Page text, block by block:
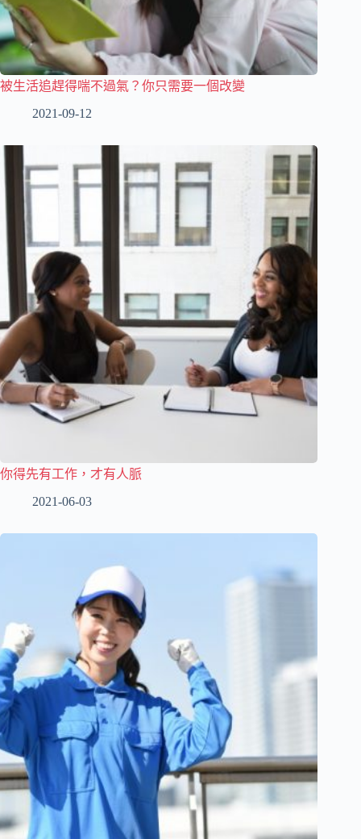
被生活追趕得喘不過氣？你只需要一個改變
2021-09-12
你得先有工作，才有人脈
2021-06-03